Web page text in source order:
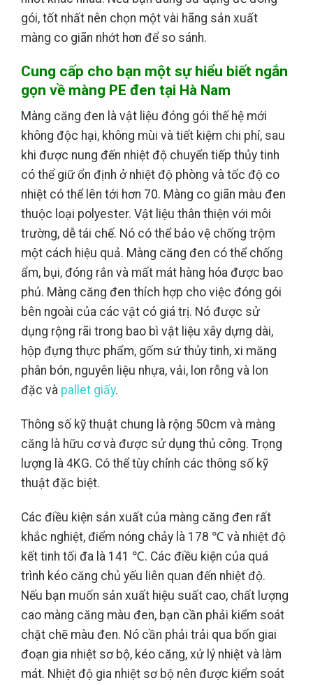
gói, tốt nhất nên chọn một vài hãng sản xuất
màng co giãn nhớt hơn để so sánh.
Cung cấp cho bạn một sự hiểu biết ngắn
gọn về màng PE đen tại Hà Nam
Màng căng đen là vật liệu đóng gói thế hệ mới
không độc hại, không mùi và tiết kiệm chi phí, sau
khi được nung đến nhiệt độ chuyển tiếp thủy tinh
có thể giữ ổn định ở nhiệt độ phòng và tốc độ co
nhiệt có thể lên tới hơn 70. Màng co giãn màu đen
thuộc loại polyester. Vật liệu thân thiện với môi
trường, dễ tái chế. Nó có thể bảo vệ chống trộm
một cách hiệu quả. Màng căng đen có thể chống
ẩm, bụi, đóng rắn và mất mát hàng hóa được bao
phủ. Màng căng đen thích hợp cho việc đóng gói
bên ngoài của các vật có giá trị. Nó được sử
dụng rộng rãi trong bao bì vật liệu xây dựng dài,
hộp đựng thực phẩm, gốm sứ thủy tinh, xi măng
phân bón, nguyên liệu nhựa, vải, lon rỗng và lon
đặc và pallet giấy.
Thông số kỹ thuật chung là rộng 50cm và màng
căng là hữu cơ và được sử dụng thủ công. Trọng
lượng là 4KG. Có thể tùy chỉnh các thông số kỹ
thuật đặc biệt.
Các điều kiện sản xuất của màng căng đen rất
khắc nghiệt, điểm nóng chảy là 178 ℃ và nhiệt độ
kết tinh tối đa là 141 ℃. Các điều kiện của quá
trình kéo căng chủ yếu liên quan đến nhiệt độ.
Nếu bạn muốn sản xuất hiệu suất cao, chất lượng
cao màng căng màu đen, bạn cần phải kiểm soát
chặt chẽ màu đen. Nó cần phải trải qua bốn giai
đoạn gia nhiệt sơ bộ, kéo căng, xử lý nhiệt và làm
mát. Nhiệt độ gia nhiệt sơ bộ nên được kiểm soát